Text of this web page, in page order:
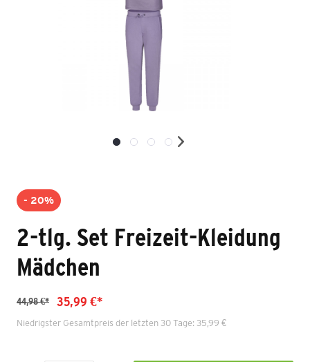
- 20%
2-tlg. Set Freizeit-Kleidung
Mädchen
44,98 €* 35,99 €*
Niedrigster Gesamtpreis der letzten 30 Tage: 35,99 €